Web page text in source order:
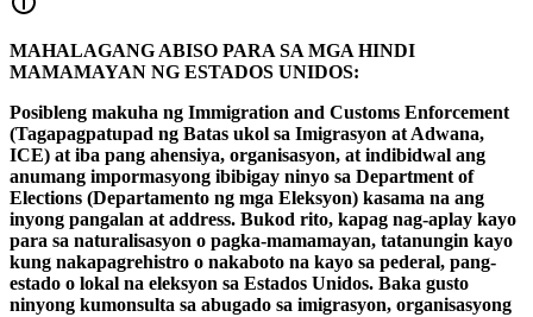
MAHALAGANG ABISO PARA SA MGA HINDI
MAMAMAYAN NG ESTADOS UNIDOS:
Posibleng makuha ng Immigration and Customs Enforcement
(Tagapagpatupad ng Batas ukol sa Imigrasyon at Adwana,
ICE) at iba pang ahensiya, organisasyon, at indibidwal ang
anumang impormasyong ibibigay ninyo sa Department of
Elections (Departamento ng mga Eleksyon) kasama na ang
inyong pangalan at address. Bukod rito, kapag nag-aplay kayo
para sa naturalisasyon o pagka-mamamayan, tatanungin kayo
kung nakapagrehistro o nakaboto na kayo sa pederal, pang-
estado o lokal na eleksyon sa Estados Unidos. Baka gusto
ninyong kumonsulta sa abugado sa imigrasyon, organisasyong